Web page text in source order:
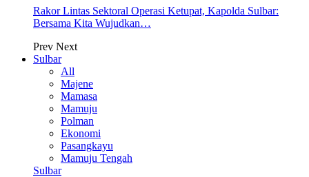
Rakor Lintas Sektoral Operasi Ketupat, Kapolda Sulbar:
Bersama Kita Wujudkan…
Prev Next
Sulbar
All
Majene
Mamasa
Mamuju
Polman
Ekonomi
Pasangkayu
Mamuju Tengah
Sulbar